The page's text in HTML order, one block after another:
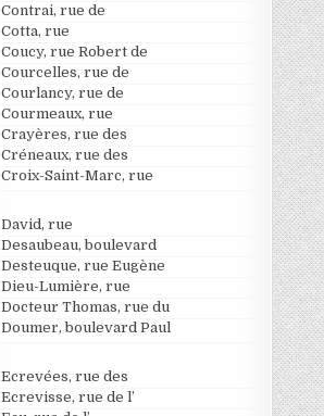
Contrai, rue de
Cotta, rue
Coucy, rue Robert de
Courcelles, rue de
Courlancy, rue de
Courmeaux, rue
Crayères, rue des
Créneaux, rue des
Croix-Saint-Marc, rue
David, rue
Desaubeau, boulevard
Desteuque, rue Eugène
Dieu-Lumière, rue
Docteur Thomas, rue du
Doumer, boulevard Paul
Ecrevées, rue des
Ecrevisse, rue de l’